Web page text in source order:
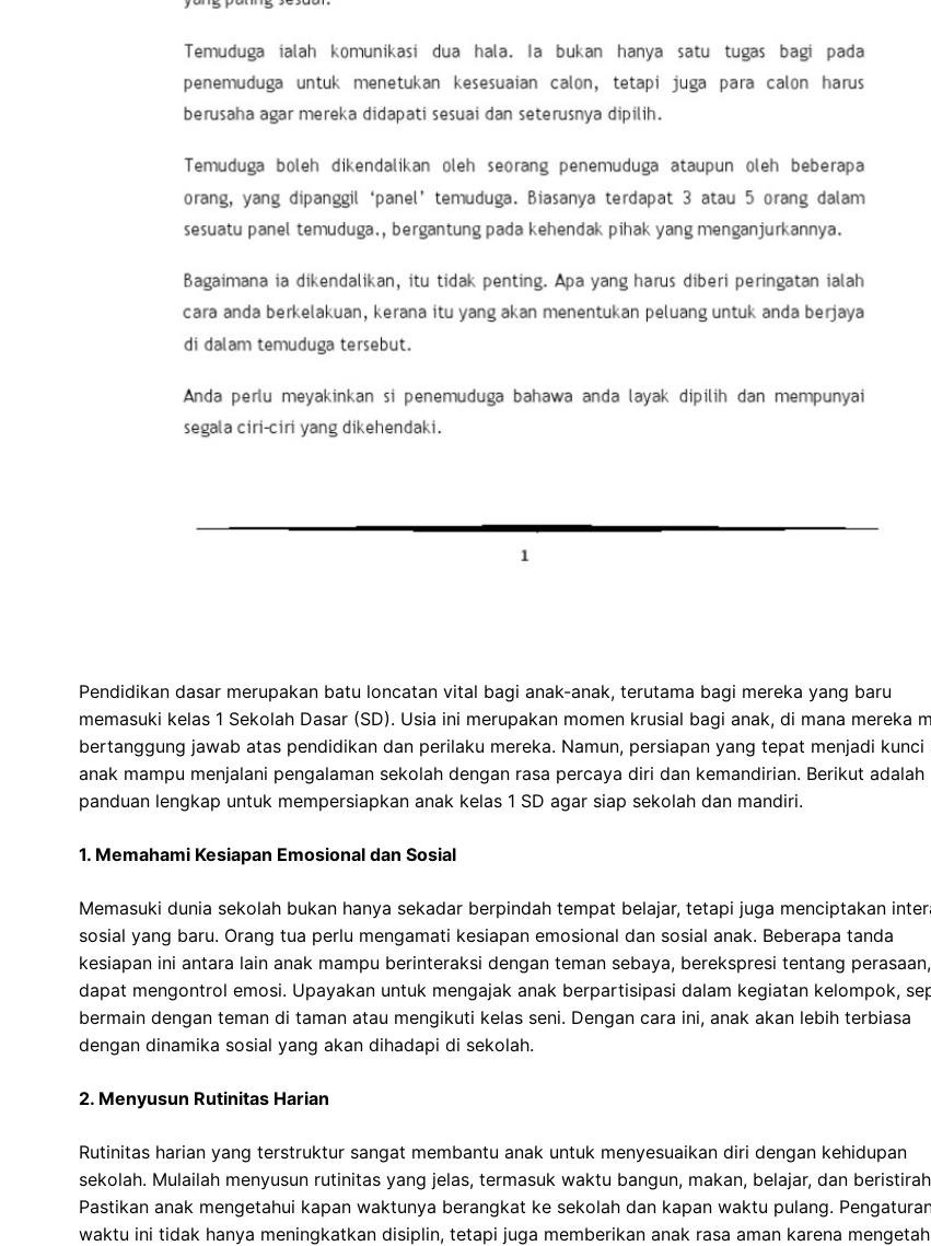
Pendidikan dasar merupakan batu loncatan vital bagi anak-anak, terutama bagi mereka yang baru
memasuki kelas 1 Sekolah Dasar (SD). Usia ini merupakan momen krusial bagi anak, di mana mereka
bertanggung jawab atas pendidikan dan perilaku mereka. Namun, persiapan yang tepat menjadi kunci
anak mampu menjalani pengalaman sekolah dengan rasa percaya diri dan kemandirian. Berikut adalah
panduan lengkap untuk mempersiapkan anak kelas 1 SD agar siap sekolah dan mandiri.
1. Memahami Kesiapan Emosional dan Sosial
Memasuki dunia sekolah bukan hanya sekadar berpindah tempat belajar, tetapi juga menciptakan
sosial yang baru. Orang tua perlu mengamati kesiapan emosional dan sosial anak. Beberapa tanda
kesiapan ini antara lain anak mampu berinteraksi dengan teman sebaya, berekspresi tentang
dapat mengontrol emosi. Upayakan untuk mengajak anak berpartisipasi dalam kegiatan kelompok,
bermain dengan teman di taman atau mengikuti kelas seni. Dengan cara ini, anak akan lebih terbiasa
dengan dinamika sosial yang akan dihadapi di sekolah.
2. Menyusun Rutinitas Harian
Rutinitas harian yang terstruktur sangat membantu anak untuk menyesuaikan diri dengan kehidupan
sekolah. Mulailah menyusun rutinitas yang jelas, termasuk waktu bangun, makan, belajar, dan
Pastikan anak mengetahui kapan waktunya berangkat ke sekolah dan kapan waktu pulang.
waktu ini tidak hanya meningkatkan disiplin, tetapi juga memberikan anak rasa aman karena